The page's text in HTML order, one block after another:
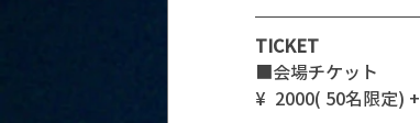
TICKET
■会場チケット
¥  2000( 50名限定)